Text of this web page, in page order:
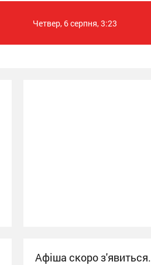
Четвер, 6 серпня, 3:23
Афіша скоро з'явиться.